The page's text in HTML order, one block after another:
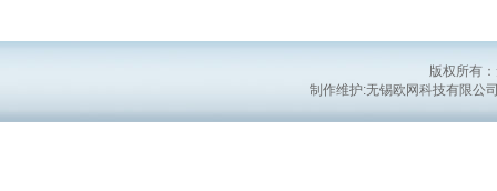
版权所有
制作维护:无锡欧网科技有限